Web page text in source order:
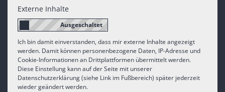
Externe Inhalte
Ich bin damit einverstanden, dass mir externe Inhalte angezeigt
werden. Damit können personenbezogene Daten, IP-Adresse und
Cookie-Informationen an Drittplattformen übermittelt werden.
Diese Einstellung kann auf der Seite mit unserer
Datenschutzerklärung (siehe Link im Fußbereich) später jederzeit
wieder geändert werden.